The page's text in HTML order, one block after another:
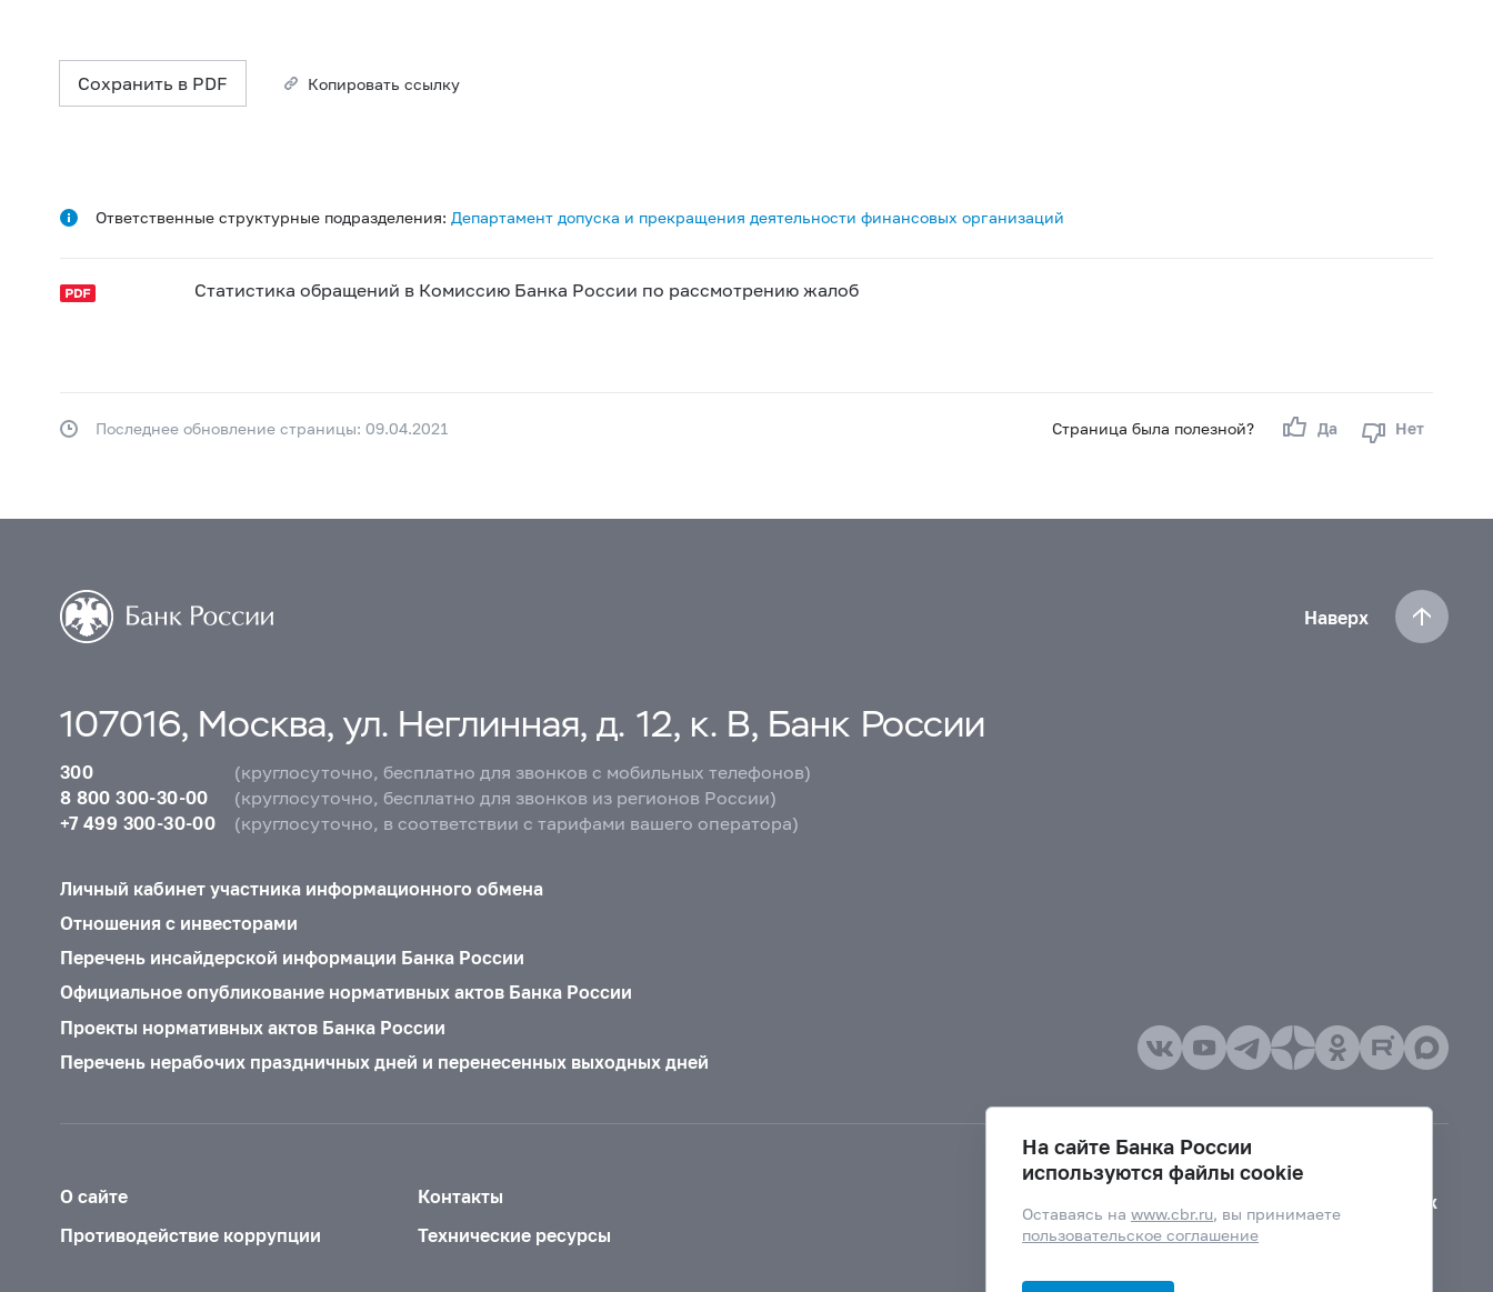
Сохранить в PDF Копировать ссылку
Ответственные структурные подразделения: Департамент допуска и прекращения деятельности финансовых организаций
Статистика обращений в Комиссию Банка России по рассмотрению жалоб
Страница была полезной? Да Нет
Последнее обновление страницы: 09.04.2021
Наверх
107016, Москва, ул. Неглинная, д. 12, к. В, Банк России
300
(круглосуточно, бесплатно для звонков с мобильных телефонов)
8 800 300-30-00
(круглосуточно, бесплатно для звонков из регионов России)
+7 499 300-30-00
(круглосуточно, в соответствии с тарифами вашего оператора)
Личный кабинет участника информационного обмена
Отношения с инвесторами
Перечень инсайдерской информации Банка России
Официальное опубликование нормативных актов Банка России
Проекты нормативных актов Банка России
Перечень нерабочих праздничных дней и перенесенных выходных дней
О сайте
Контакты
Противодействие коррупции
Технические ресурсы
Версия для слабовидящих
На сайте Банка России
используются файлы cookie
Оставаясь наwww.cbr.ru, вы принимаете
пользовательское соглашение